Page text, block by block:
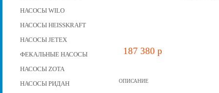
НАСОСЫ WILO
НАСОСЫ HEISSKRAFT
НАСОСЫ JETEX
ФЕКАЛЬНЫЕ НАСОСЫ
НАСОСЫ ZOTA
НАСОСЫ РИДАН
187 380 p
ОПИСАНИЕ